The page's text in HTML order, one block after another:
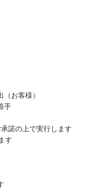
お客様）
手
諾の上で実行します
す